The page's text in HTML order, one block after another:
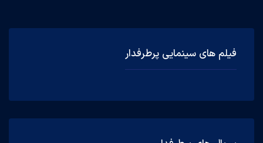
فیلم های سینمایی پرطرفدار